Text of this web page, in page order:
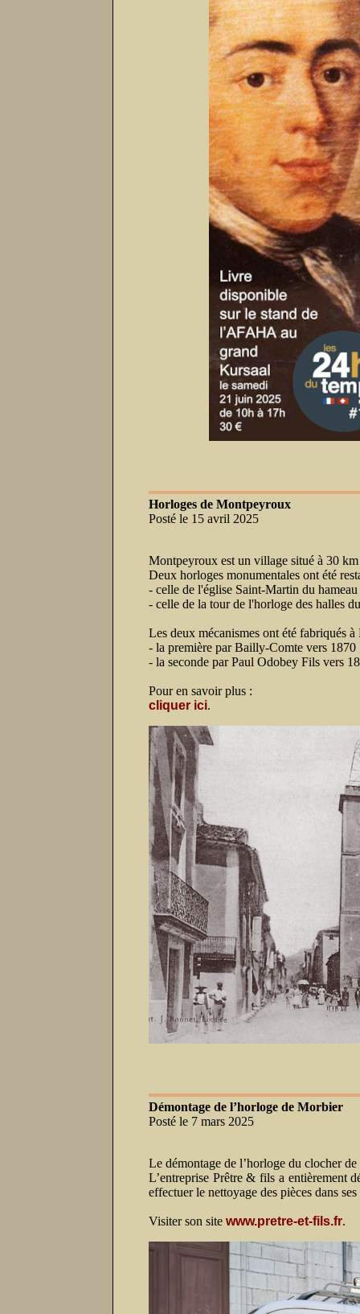
Horloges de Montpeyroux
Posté le 15 avril 2025
Montpeyroux est un village situé à 30
Deux horloges monumentales ont été
- celle de l'église Saint-Martin du
- celle de la tour de l'horloge des halles
Les deux mécanismes ont été fabriqués à
- la première par Bailly-Comte vers 1870
- la seconde par Paul Odobey Fils vers
Pour en savoir plus :
cliquer ici.
Démontage de l’horloge de Morbier
Posté le 7 mars 2025
Le démontage de l’horloge du clocher
L’entreprise Prêtre & fils a entièrement
effectuer le nettoyage des pièces dans ses
Visiter son site www.pretre-et-fils.fr.